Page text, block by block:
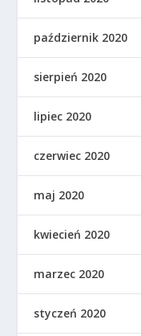
październik 2020
sierpień 2020
lipiec 2020
czerwiec 2020
maj 2020
kwiecień 2020
marzec 2020
styczeń 2020